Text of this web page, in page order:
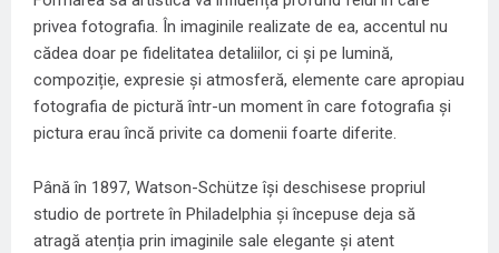
privea fotografia. În imaginile realizate de ea, accentul nu
cădea doar pe fidelitatea detaliilor, ci și pe lumină,
compoziție, expresie și atmosferă, elemente care apropiau
fotografia de pictură într-un moment în care fotografia și
pictura erau încă privite ca domenii foarte diferite.
Până în 1897, Watson-Schütze își deschisese propriul
studio de portrete în Philadelphia și începuse deja să
atragă atenția prin imaginile sale elegante și atent